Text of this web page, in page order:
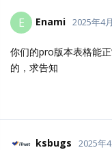
E Enami 2025年4
你们的pro版本表格能
的，求告知
ksbugs 2025年